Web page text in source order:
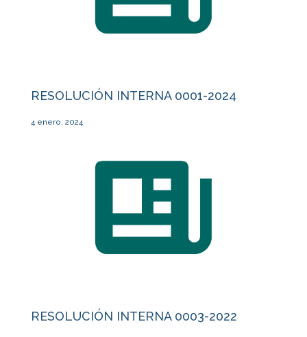
RESOLUCIÓN INTERNA 0001-2024
4 enero, 2024
RESOLUCIÓN INTERNA 0003-2022